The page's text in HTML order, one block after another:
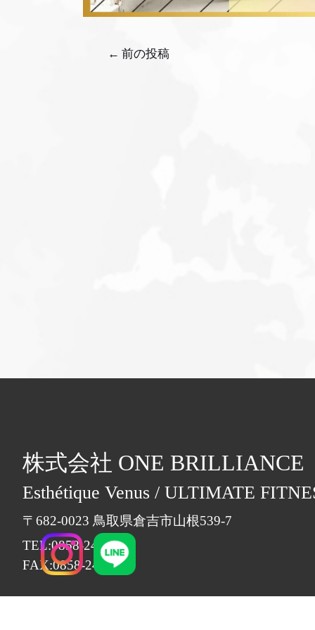
← 前の投稿
株式会社 ONE BRILLIANCE
Esthétique Venus / ULTIMATE
〒682-0023 鳥取県倉吉市山根539-7
TEL:0858-24-6928
FAX:0858-24-6938